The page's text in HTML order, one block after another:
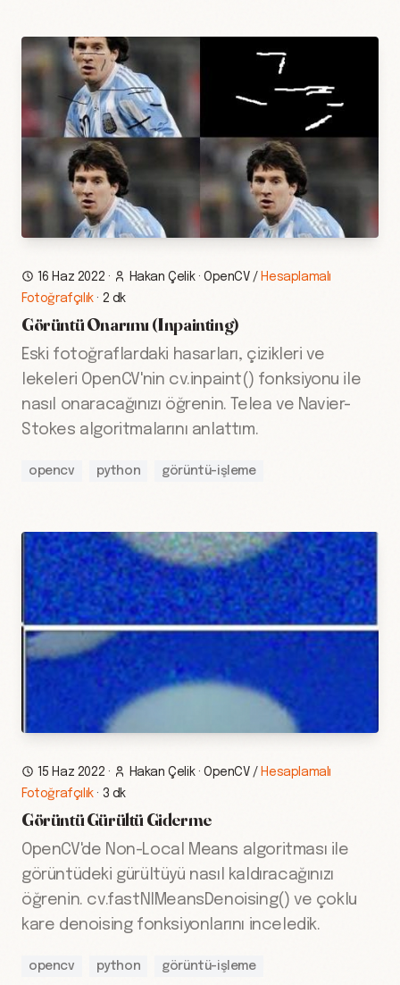
16 Haz 2022 · Hakan Çelik·OpenCV / Hesaplamalı
Fotoğrafçılık · 2 dk
Görüntü Onarımı (Inpainting)
Eski fotoğraflardaki hasarları, çizikleri ve
lekeleri OpenCV'nin cv.inpaint() fonksiyonu ile
nasıl onaracağınızı öğrenin. Telea ve Navier-
Stokes algoritmalarını anlattım.
opencv python görüntü-işleme
15 Haz 2022 · Hakan Çelik·OpenCV / Hesaplamalı
Fotoğrafçılık · 3 dk
Görüntü Gürültü Giderme
OpenCV'de Non-Local Means algoritması ile
görüntüdeki gürültüyü nasıl kaldıracağınızı
öğrenin. cv.fastNlMeansDenoising() ve çoklu
kare denoising fonksiyonlarını inceledik.
opencv python görüntü-işleme